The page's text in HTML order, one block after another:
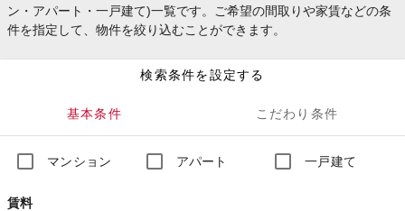
ン・アパート・一戸建て)一覧です。ご希望の間取りや家賃などの条
件を指定して、物件を絞り込むことができます。
検索条件を設定する
基本条件 こだわり条件
マンション アパート 一戸建て
賃料